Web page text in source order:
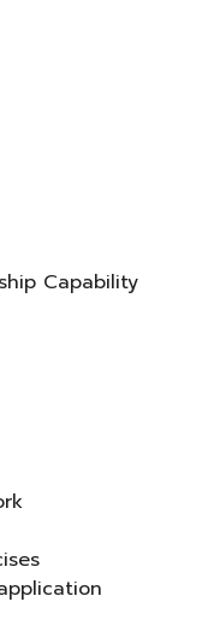
Capability